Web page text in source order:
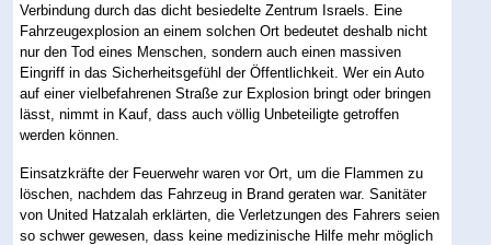
Verbindung durch das dicht besiedelte Zentrum Israels. Eine
Fahrzeugexplosion an einem solchen Ort bedeutet deshalb nicht
nur den Tod eines Menschen, sondern auch einen massiven
Eingriff in das Sicherheitsgefühl der Öffentlichkeit. Wer ein Auto
auf einer vielbefahrenen Straße zur Explosion bringt oder bringen
lässt, nimmt in Kauf, dass auch völlig Unbeteiligte getroffen
werden können.
Einsatzkräfte der Feuerwehr waren vor Ort, um die Flammen zu
löschen, nachdem das Fahrzeug in Brand geraten war. Sanitäter
von United Hatzalah erklärten, die Verletzungen des Fahrers seien
so schwer gewesen, dass keine medizinische Hilfe mehr möglich